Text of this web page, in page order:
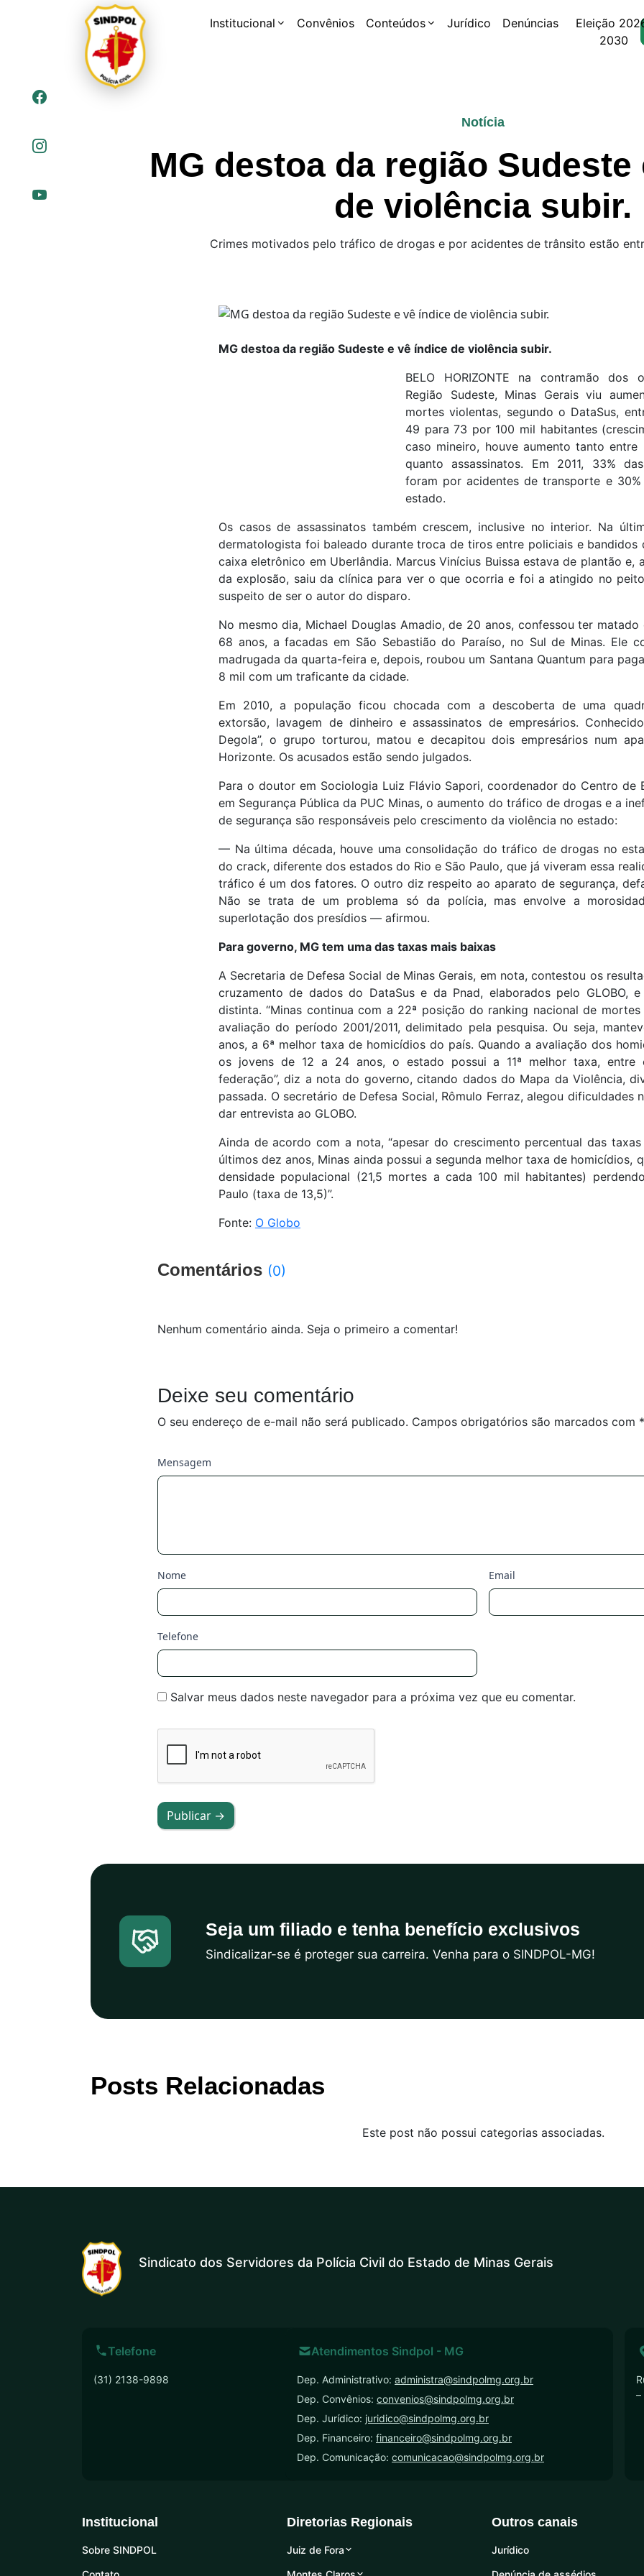
Institucional Convênios Conteúdos Jurídico Denúncias
Eleição
2030
Notícia
MG destoa da região
de violência subir.
Crimes motivados pelo tráfico de drogas e por acidentes de trânsito estão
MG destoa da região Sudeste e vê índice de violência subir.
BELO HORIZONTE na contramão dos
Região Sudeste, Minas Gerais viu
mortes violentas, segundo o DataSus,
49 para 73 por 100 mil habitantes
caso mineiro, houve aumento tanto
quanto assassinatos. Em 2011, 33%
foram por acidentes de transporte e
estado.
Os casos de assassinatos também crescem, inclusive no interior. Na
dermatologista foi baleado durante troca de tiros entre policiais e bandidos
caixa eletrônico em Uberlândia. Marcus Vinícius Buissa estava de plantão e,
da explosão, saiu da clínica para ver o que ocorria e foi a atingido no
suspeito de ser o autor do disparo.
No mesmo dia, Michael Douglas Amadio, de 20 anos, confessou ter
68 anos, a facadas em São Sebastião do Paraíso, no Sul de Minas. Ele
madrugada da quarta-feira e, depois, roubou um Santana Quantum para
8 mil com um traficante da cidade.
Em 2010, a população ficou chocada com a descoberta de uma
extorsão, lavagem de dinheiro e assassinatos de empresários.
Degola”, o grupo torturou, matou e decapitou dois empresários num
Horizonte. Os acusados estão sendo julgados.
Para o doutor em Sociologia Luiz Flávio Sapori, coordenador do Centro de
em Segurança Pública da PUC Minas, o aumento do tráfico de drogas e a
de segurança são responsáveis pelo crescimento da violência no estado:
— Na última década, houve uma consolidação do tráfico de drogas no
do crack, diferente dos estados do Rio e São Paulo, que já viveram essa
tráfico é um dos fatores. O outro diz respeito ao aparato de segurança,
Não se trata de um problema só da polícia, mas envolve a
superlotação dos presídios — afirmou.
Para governo, MG tem uma das taxas mais baixas
A Secretaria de Defesa Social de Minas Gerais, em nota, contestou os
cruzamento de dados do DataSus e da Pnad, elaborados pelo GLOBO,
distinta. “Minas continua com a 22ª posição do ranking nacional de
avaliação do período 2001/2011, delimitado pela pesquisa. Ou seja,
anos, a 6ª melhor taxa de homicídios do país. Quando a avaliação dos
os jovens de 12 a 24 anos, o estado possui a 11ª melhor taxa, entre
federação”, diz a nota do governo, citando dados do Mapa da Violência,
passada. O secretário de Defesa Social, Rômulo Ferraz, alegou dificuldades
dar entrevista ao GLOBO.
Ainda de acordo com a nota, “apesar do crescimento percentual das
últimos dez anos, Minas ainda possui a segunda melhor taxa de homicídios,
densidade populacional (21,5 mortes a cada 100 mil habitantes)
Paulo (taxa de 13,5)”.
Fonte: O Globo
Comentários (0)
Nenhum comentário ainda. Seja o primeiro a comentar!
Deixe seu comentário
O seu endereço de e-mail não será publicado. Campos obrigatórios são marcados com *
Mensagem
Nome Email
Telefone
Salvar meus dados neste navegador para a próxima vez que eu comentar.
Publicar →
Seja um filiado e tenha benefício exclusivos
Sindicalizar-se é proteger sua carreira. Venha para o SINDPOL-MG!
Posts Relacionadas
Este post não possui categorias associadas.
Sindicato dos Servidores da Polícia Civil do Estado de Minas Gerais
Telefone
(31) 2138-9898
Atendimentos Sindpol - MG
Dep. Administrativo: administra@sindpolmg.org.br
Dep. Convênios: convenios@sindpolmg.org.br
Dep. Jurídico: juridico@sindpolmg.org.br
Dep. Financeiro: financeiro@sindpolmg.org.br
Dep. Comunicação: comunicacao@sindpolmg.org.br
–
Institucional
Sobre SINDPOL
Diretorias Regionais
Juiz de Fora
Outros canais
Jurídico